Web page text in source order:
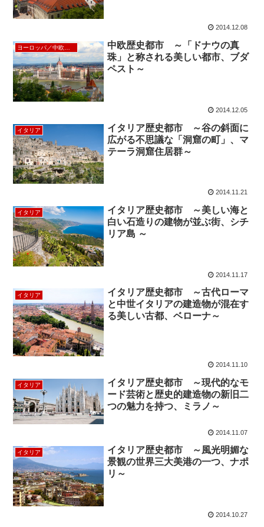
2014.12.08
ヨーロッパ／中欧／北欧
中欧歴史都市 ～「ドナウの真
珠」と称される美しい都市、ブダ
ペスト～
2014.12.05
イタリア
イタリア歴史都市 ～谷の斜面に
広がる不思議な「洞窟の町」、マ
テーラ洞窟住居群～
2014.11.21
イタリア
イタリア歴史都市 ～美しい海と
白い石造りの建物が並ぶ街、シチ
リア島 ～
2014.11.17
イタリア
イタリア歴史都市 ～古代ローマ
と中世イタリアの建造物が混在す
る美しい古都、ベローナ～
2014.11.10
イタリア
イタリア歴史都市 ～現代的なモ
ード芸術と歴史的建造物の新旧二
つの魅力を持つ、ミラノ～
2014.11.07
イタリア
イタリア歴史都市 ～風光明媚な
景観の世界三大美港の一つ、ナポ
リ～
2014.10.27